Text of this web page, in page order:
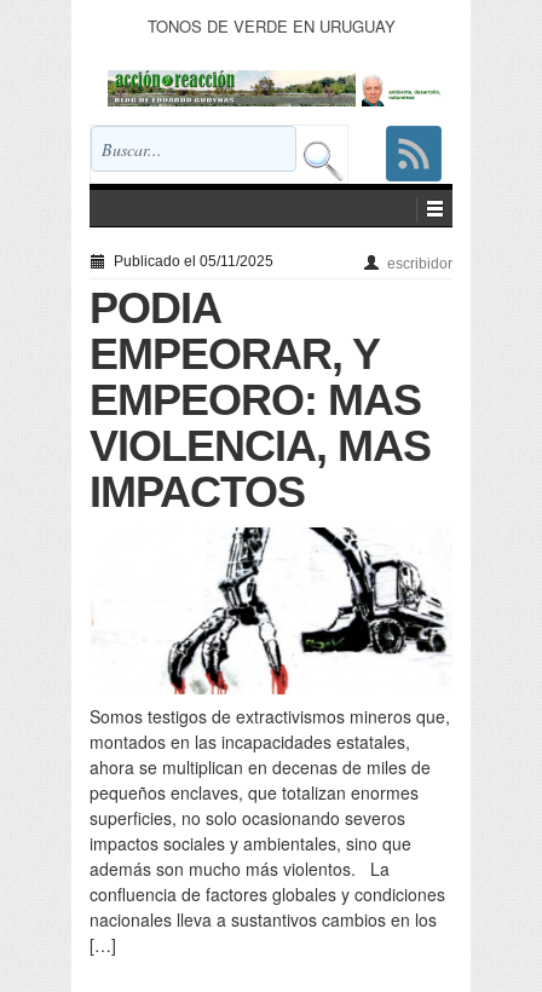
TONOS DE VERDE EN URUGUAY
Publicado el 05/11/2025 escribidor
PODIA
EMPEORAR, Y
EMPEORO: MAS
VIOLENCIA, MAS
IMPACTOS
Somos testigos de extractivismos mineros que,
montados en las incapacidades estatales,
ahora se multiplican en decenas de miles de
pequeños enclaves, que totalizan enormes
superficies, no solo ocasionando severos
impactos sociales y ambientales, sino que
además son mucho más violentos. La
confluencia de factores globales y condiciones
nacionales lleva a sustantivos cambios en los
[…]